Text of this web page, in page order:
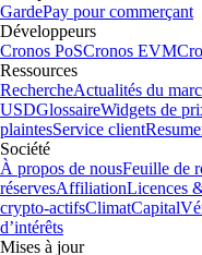
GardePay pour commerçant
Développeurs
Cronos PoSCronos EVM
Ressources
RechercheActualités du
USDGlossaireWidgets de
plaintesService client
Société
À propos de nousFeuille de
réservesAffiliationLicences
crypto-actifsClimatCapital
d’intérêts
Mises à jour